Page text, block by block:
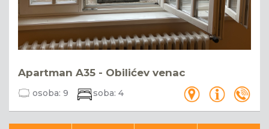
Apartman A35 - Obilićev venac
osoba: 9 soba: 4